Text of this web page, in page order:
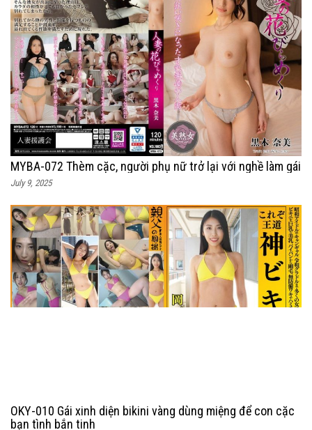
MYBA-072 Thèm cặc, người phụ nữ trở lại với nghề làm gái
July 9, 2025
OKY-010 Gái xinh diện bikini vàng dùng miệng để con cặc
bạn tình bắn tinh